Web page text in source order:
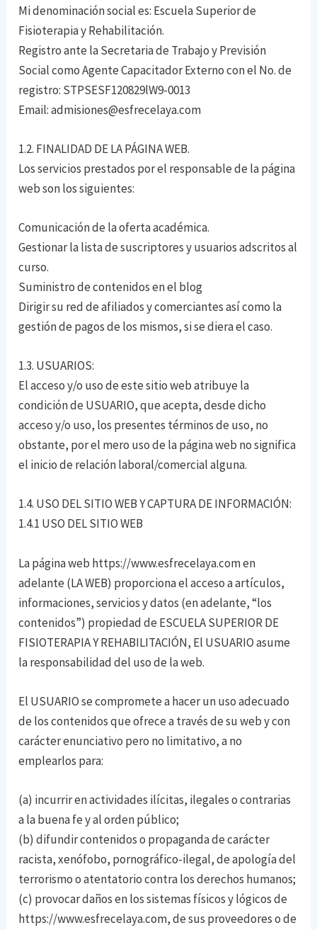
Mi denominación social es: Escuela Superior de
Fisioterapia y Rehabilitación.
Registro ante la Secretaria de Trabajo y Previsión
Social como Agente Capacitador Externo con el No. de
registro: STPSESF120829lW9-0013
Email: admisiones@esfrecelaya.com
1.2. FINALIDAD DE LA PÁGINA WEB.
Los servicios prestados por el responsable de la página
web son los siguientes:
Comunicación de la oferta académica.
Gestionar la lista de suscriptores y usuarios adscritos al
curso.
Suministro de contenidos en el blog
Dirigir su red de afiliados y comerciantes así como la
gestión de pagos de los mismos, si se diera el caso.
1.3. USUARIOS:
El acceso y/o uso de este sitio web atribuye la
condición de USUARIO, que acepta, desde dicho
acceso y/o uso, los presentes términos de uso, no
obstante, por el mero uso de la página web no significa
el inicio de relación laboral/comercial alguna.
1.4. USO DEL SITIO WEB Y CAPTURA DE INFORMACIÓN:
1.4.1 USO DEL SITIO WEB
La página web https://www.esfrecelaya.com en
adelante (LA WEB) proporciona el acceso a artículos,
informaciones, servicios y datos (en adelante, “los
contenidos”) propiedad de ESCUELA SUPERIOR DE
FISIOTERAPIA Y REHABILITACIÓN, El USUARIO asume
la responsabilidad del uso de la web.
El USUARIO se compromete a hacer un uso adecuado
de los contenidos que ofrece a través de su web y con
carácter enunciativo pero no limitativo, a no
emplearlos para:
(a) incurrir en actividades ilícitas, ilegales o contrarias
a la buena fe y al orden público;
(b) difundir contenidos o propaganda de carácter
racista, xenófobo, pornográfico-ilegal, de apología del
terrorismo o atentatorio contra los derechos humanos;
(c) provocar daños en los sistemas físicos y lógicos de
https://www.esfrecelaya.com, de sus proveedores o de